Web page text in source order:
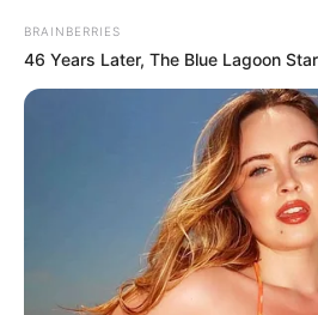
Allure Casa e Corpo
Materiais necessários
BRAINBERRIES
46 Years Later, The Blue Lagoon